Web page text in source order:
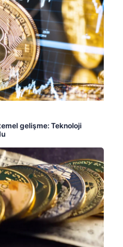
gelişme: Teknoloji